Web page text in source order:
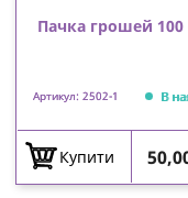
Пачка грошей 100
Артикул: 2502-1 В
Купити